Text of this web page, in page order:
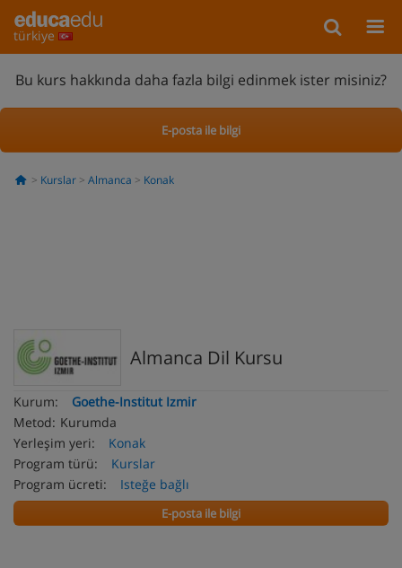
türkiye
Bu kurs hakkında daha fazla bilgi edinmek ister misiniz?
E-posta ile bilgi
Kurslar Almanca Konak
Almanca Dil Kursu
Kurum:
Goethe-Institut Izmir
Metod: Kurumda
Yerleşim yeri:
Konak
Program türü:
Kurslar
Program ücreti:
Isteğe bağlı
E-posta ile bilgi